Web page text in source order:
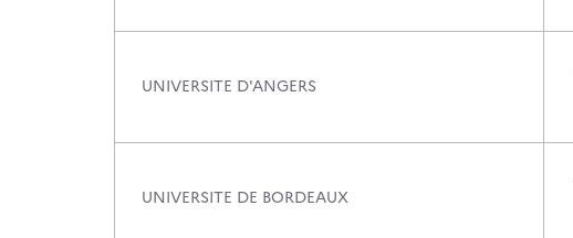
UNIVERSITE D'ANGERS
UNIVERSITE DE BORDEAUX